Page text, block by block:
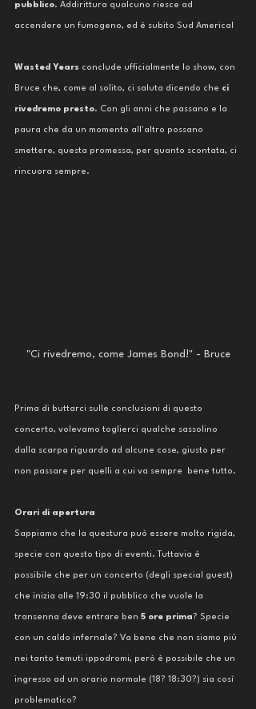
pubblico. Addirittura qualcuno riesce ad
accendere un fumogeno, ed è subito Sud America!
Wasted Years conclude ufficialmente lo show, con
Bruce che, come al solito, ci saluta dicendo che ci
rivedremo presto. Con gli anni che passano e la
paura che da un momento all'altro possano
smettere, questa promessa, per quanto scontata, ci
rincuora sempre.
"Ci rivedremo, come James Bond!" - Bruce
Prima di buttarci sulle conclusioni di questo
concerto, volevamo toglierci qualche sassolino
dalla scarpa riguardo ad alcune cose, giusto per
non passare per quelli a cui va sempre  bene tutto.
Orari di apertura
Sappiamo che la questura può essere molto rigida,
specie con questo tipo di eventi. Tuttavia è
possibile che per un concerto (degli special guest)
che inizia alle 19:30 il pubblico che vuole la
transenna deve entrare ben 5 ore prima? Specie
con un caldo infernale? Va bene che non siamo più
nei tanto temuti ippodromi, però è possibile che un
ingresso ad un orario normale (18? 18:30?) sia così
problematico?